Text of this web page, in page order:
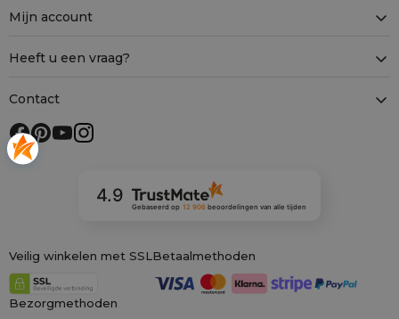
Mijn account
Heeft u een vraag?
Contact
4.9
Gebaseerd op 12 906 beoordelingenvan alle tijden
Veilig winkelen met SSL Betaalmethoden
Bezorgmethoden